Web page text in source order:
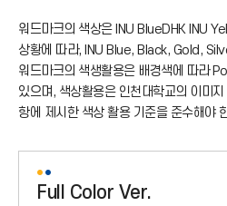
로
드
아
이
워드마크의 색상은 INU BlueDHK INU
상황에 따라, INU Blue, Black, Gold,
워드마크의 색생활용은 배경색에 따라
있으며, 색상활용은 인천대학교의 이미
항에 제시한 색상 활용 기준을 준수해야
Full Color Ver.